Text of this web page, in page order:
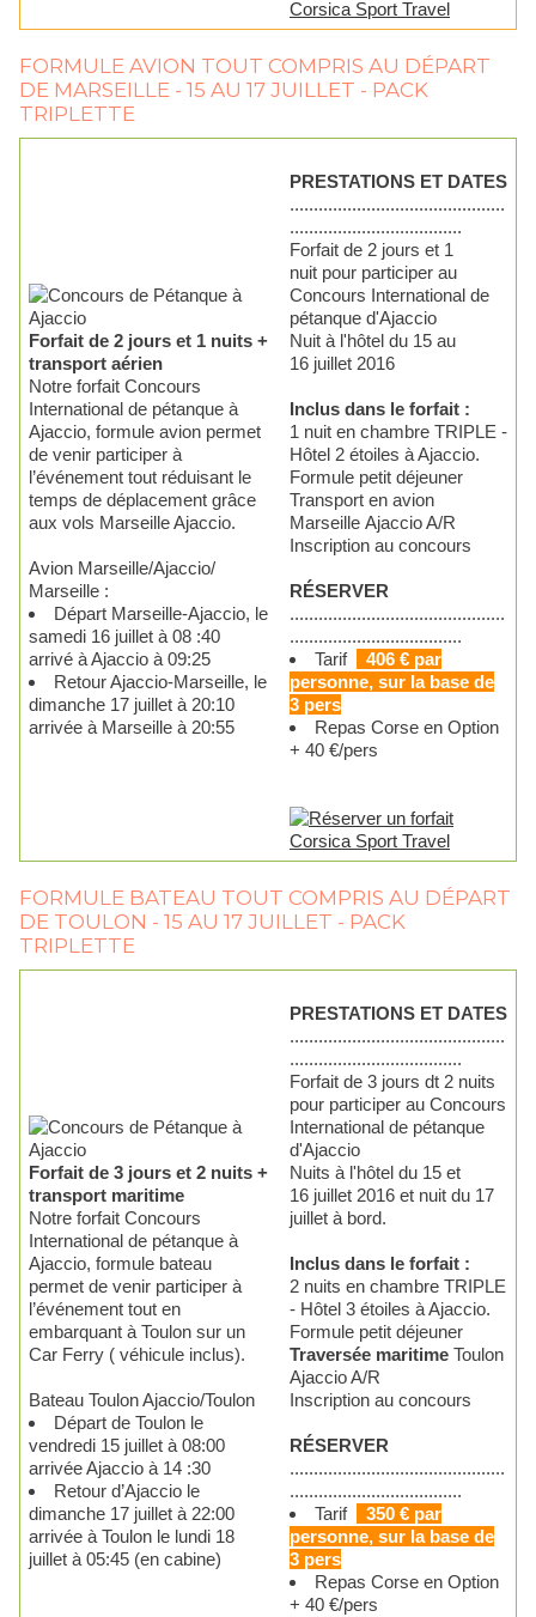
FORMULE AVION TOUT COMPRIS AU DÉPART
DE MARSEILLE - 15 AU 17 JUILLET - PACK
TRIPLETTE
Forfait de 2 jours et 1 nuits +
transport aérien
Notre forfait Concours
International de pétanque à
Ajaccio, formule avion permet
de venir participer à
l’événement tout réduisant le
temps de déplacement grâce
aux vols Marseille Ajaccio.
Avion Marseille/Ajaccio/
Marseille :
Départ Marseille-Ajaccio, le
samedi 16 juillet à 08 :40
arrivé à Ajaccio à 09:25
Retour Ajaccio-Marseille, le
dimanche 17 juillet à 20:10
arrivée à Marseille à 20:55
PRESTATIONS ET DATES
.............................................
....................................
Forfait de 2 jours et 1
nuit pour participer au
Concours International de
pétanque d'Ajaccio
Nuit à l'hôtel du 15 au
16 juillet 2016
Inclus dans le forfait :
1 nuit en chambre TRIPLE -
Hôtel 2 étoiles à Ajaccio.
Formule petit déjeuner
Transport en avion
Marseille Ajaccio A/R
Inscription au concours
RÉSERVER
.............................................
....................................
Tarif
406 € par
personne, sur la base de
3 pers
Repas Corse en Option
+ 40 €/pers
FORMULE BATEAU TOUT COMPRIS AU DÉPART
DE TOULON - 15 AU 17 JUILLET - PACK
TRIPLETTE
Forfait de 3 jours et 2 nuits +
transport maritime
Notre forfait Concours
International de pétanque à
Ajaccio, formule bateau
permet de venir participer à
l’événement tout en
embarquant à Toulon sur un
Car Ferry ( véhicule inclus).
Bateau Toulon Ajaccio/Toulon
Départ de Toulon le
vendredi 15 juillet à 08:00
arrivée Ajaccio à 14 :30
Retour d’Ajaccio le
dimanche 17 juillet à 22:00
arrivée à Toulon le lundi 18
juillet à 05:45 (en cabine)
PRESTATIONS ET DATES
.............................................
....................................
Forfait de 3 jours dt 2 nuits
pour participer au Concours
International de pétanque
d'Ajaccio
Nuits à l'hôtel du 15 et
16 juillet 2016 et nuit du 17
juillet à bord.
Inclus dans le forfait :
2 nuits en chambre TRIPLE
- Hôtel 3 étoiles à Ajaccio.
Formule petit déjeuner
Traversée maritime Toulon
Ajaccio A/R
Inscription au concours
RÉSERVER
.............................................
....................................
Tarif
350 € par
personne, sur la base de
3 pers
Repas Corse en Option
+ 40 €/pers